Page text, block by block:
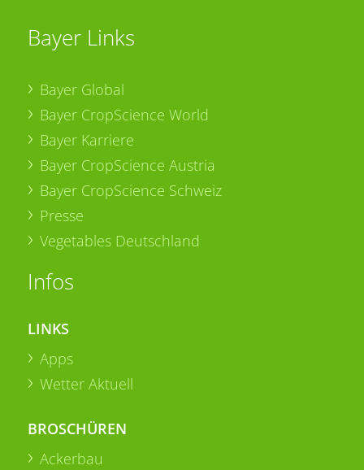
Bayer Links
Bayer Global
Bayer CropScience World
Bayer Karriere
Bayer CropScience Austria
Bayer CropScience Schweiz
Presse
Vegetables Deutschland
Infos
LINKS
Apps
Wetter Aktuell
BROSCHÜREN
Ackerbau